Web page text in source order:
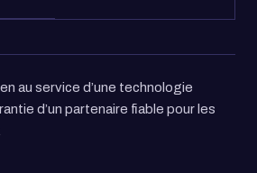
au service d’une technologie
d’un partenaire fiable pour les